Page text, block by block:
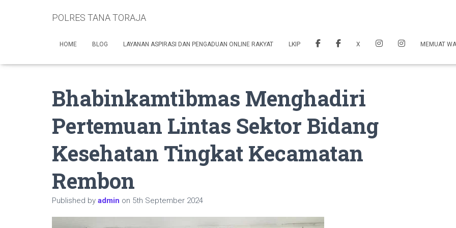
POLRES TANA TORAJA
HOME BLOG LAYANAN ASPIRASI DAN PENGADUAN ONLINE RAKYAT LKIP X MEMUAT
Bhabinkamtibmas Menghadiri
Pertemuan Lintas Sektor Bidang
Kesehatan Tingkat Kecamatan
Rembon
Published by admin on 5th September 2024